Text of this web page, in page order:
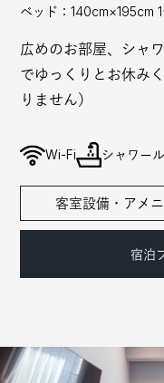
ベッド：140cm×195cm
広めのお部屋、シャ
でゆっくりとお休み
りません）
Wi-Fi シャワー
客室設備・アメ
宿泊